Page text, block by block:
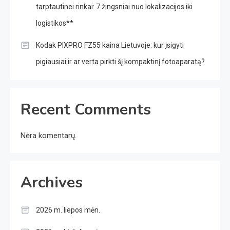
tarptautinei rinkai: 7 žingsniai nuo lokalizacijos iki
logistikos**
Kodak PIXPRO FZ55 kaina Lietuvoje: kur įsigyti
pigiausiai ir ar verta pirkti šį kompaktinį fotoaparatą?
Recent Comments
Nėra komentarų.
Archives
2026 m. liepos mėn.